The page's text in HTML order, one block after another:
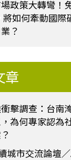
政策大轉彎！
將如何牽動國際
？
章
擊調查：台南
為何專家認為
城市交流論壇